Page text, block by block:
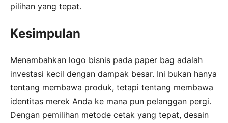
pilihan yang tepat.
Kesimpulan
Menambahkan logo bisnis pada paper bag adalah
investasi kecil dengan dampak besar. Ini bukan hanya
tentang membawa produk, tetapi tentang membawa
identitas merek Anda ke mana pun pelanggan pergi.
Dengan pemilihan metode cetak yang tepat, desain